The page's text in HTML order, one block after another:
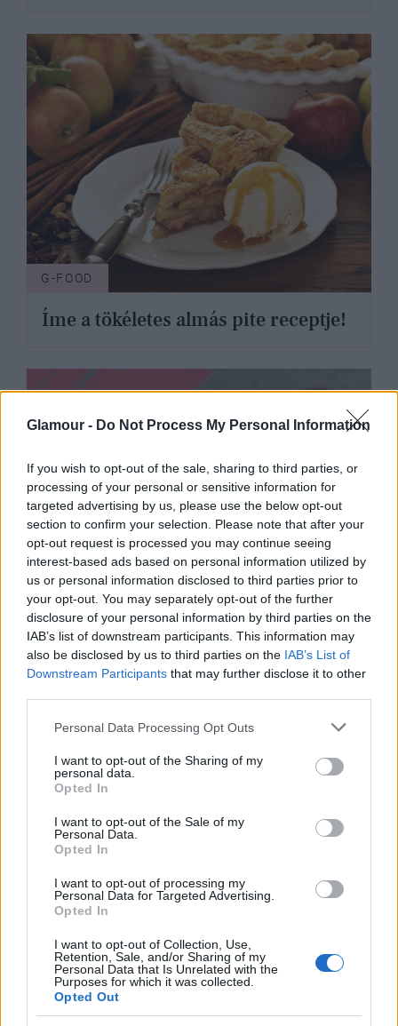
Glamour - Do Not Process My Personal Information
If you wish to opt-out of the sale, sharing to third parties, or
processing of your personal or sensitive information for
targeted advertising by us, please use the below opt-out
section to confirm your selection. Please note that after your
opt-out request is processed you may continue seeing
interest-based ads based on personal information utilized by
us or personal information disclosed to third parties prior to
your opt-out. You may separately opt-out of the further
disclosure of your personal information by third parties on the
IAB’s list of downstream participants. This information may
also be disclosed by us to third parties on the IAB’s List of
Downstream Participants that may further disclose it to other
Please note that this website/app uses one or more Google
not limited to your visit or usage behaviour. You may click to
grant or deny consent to Google and its third-party tags to
use your data for below specified purposes in below Google
consent section.
Personal Data Processing Opt Outs
I want to opt-out of the Sharing of my
personal data.
Opted In
I want to opt-out of the Sale of my
Personal Data.
Opted In
I want to opt-out of processing my
Personal Data for Targeted Advertising.
Opted In
I want to opt-out of Collection, Use,
Retention, Sale, and/or Sharing of my
Personal Data that Is Unrelated with the
Purposes for which it was collected.
Opted Out
G-FOOD
Íme a tökéletes almás pite receptje!
G-FOOD
Alternatív tejek: melyiket érdemes
választani?
Receptek, amik segítenek
túllendülni a szakításon